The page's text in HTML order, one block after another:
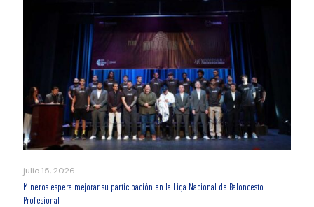
julio 15, 2026
Mineros espera mejorar su participación en la Liga Nacional de Baloncesto
Profesional